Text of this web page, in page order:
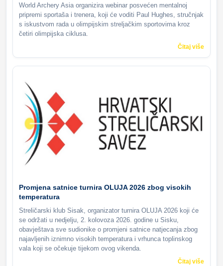
World Archery Asia organizira webinar posvećen mentalnoj
pripremi sportaša i trenera, koji će voditi Paul Hughes, stručnjak
s iskustvom rada u olimpijskim streljačkim sportovima kroz
četiri olimpijska ciklusa.
Čitaj više
Promjena satnice turnira OLUJA 2026 zbog visokih
temperatura
Streličarski klub Sisak, organizator turnira OLUJA 2026 koji će
se održati u nedjelju, 2. kolovoza 2026. godine u Sisku,
obavještava sve sudionike o promjeni satnice natjecanja zbog
najavljenih iznimno visokih temperatura i vrhunca toplinskog
vala koji se očekuje tijekom ovog vikenda.
Čitaj više